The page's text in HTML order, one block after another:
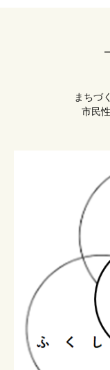
まちづ
市民